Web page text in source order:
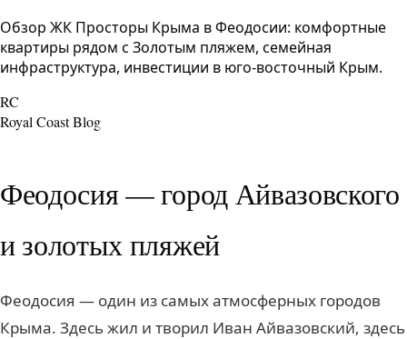
Обзор ЖК Просторы Крыма в Феодосии: комфортные
квартиры рядом с Золотым пляжем, семейная
инфраструктура, инвестиции в юго-восточный Крым.
RC
Royal Coast Blog
Феодосия — город Айвазовского
и золотых пляжей
Феодосия — один из самых атмосферных городов
Крыма. Здесь жил и творил Иван Айвазовский, здесь